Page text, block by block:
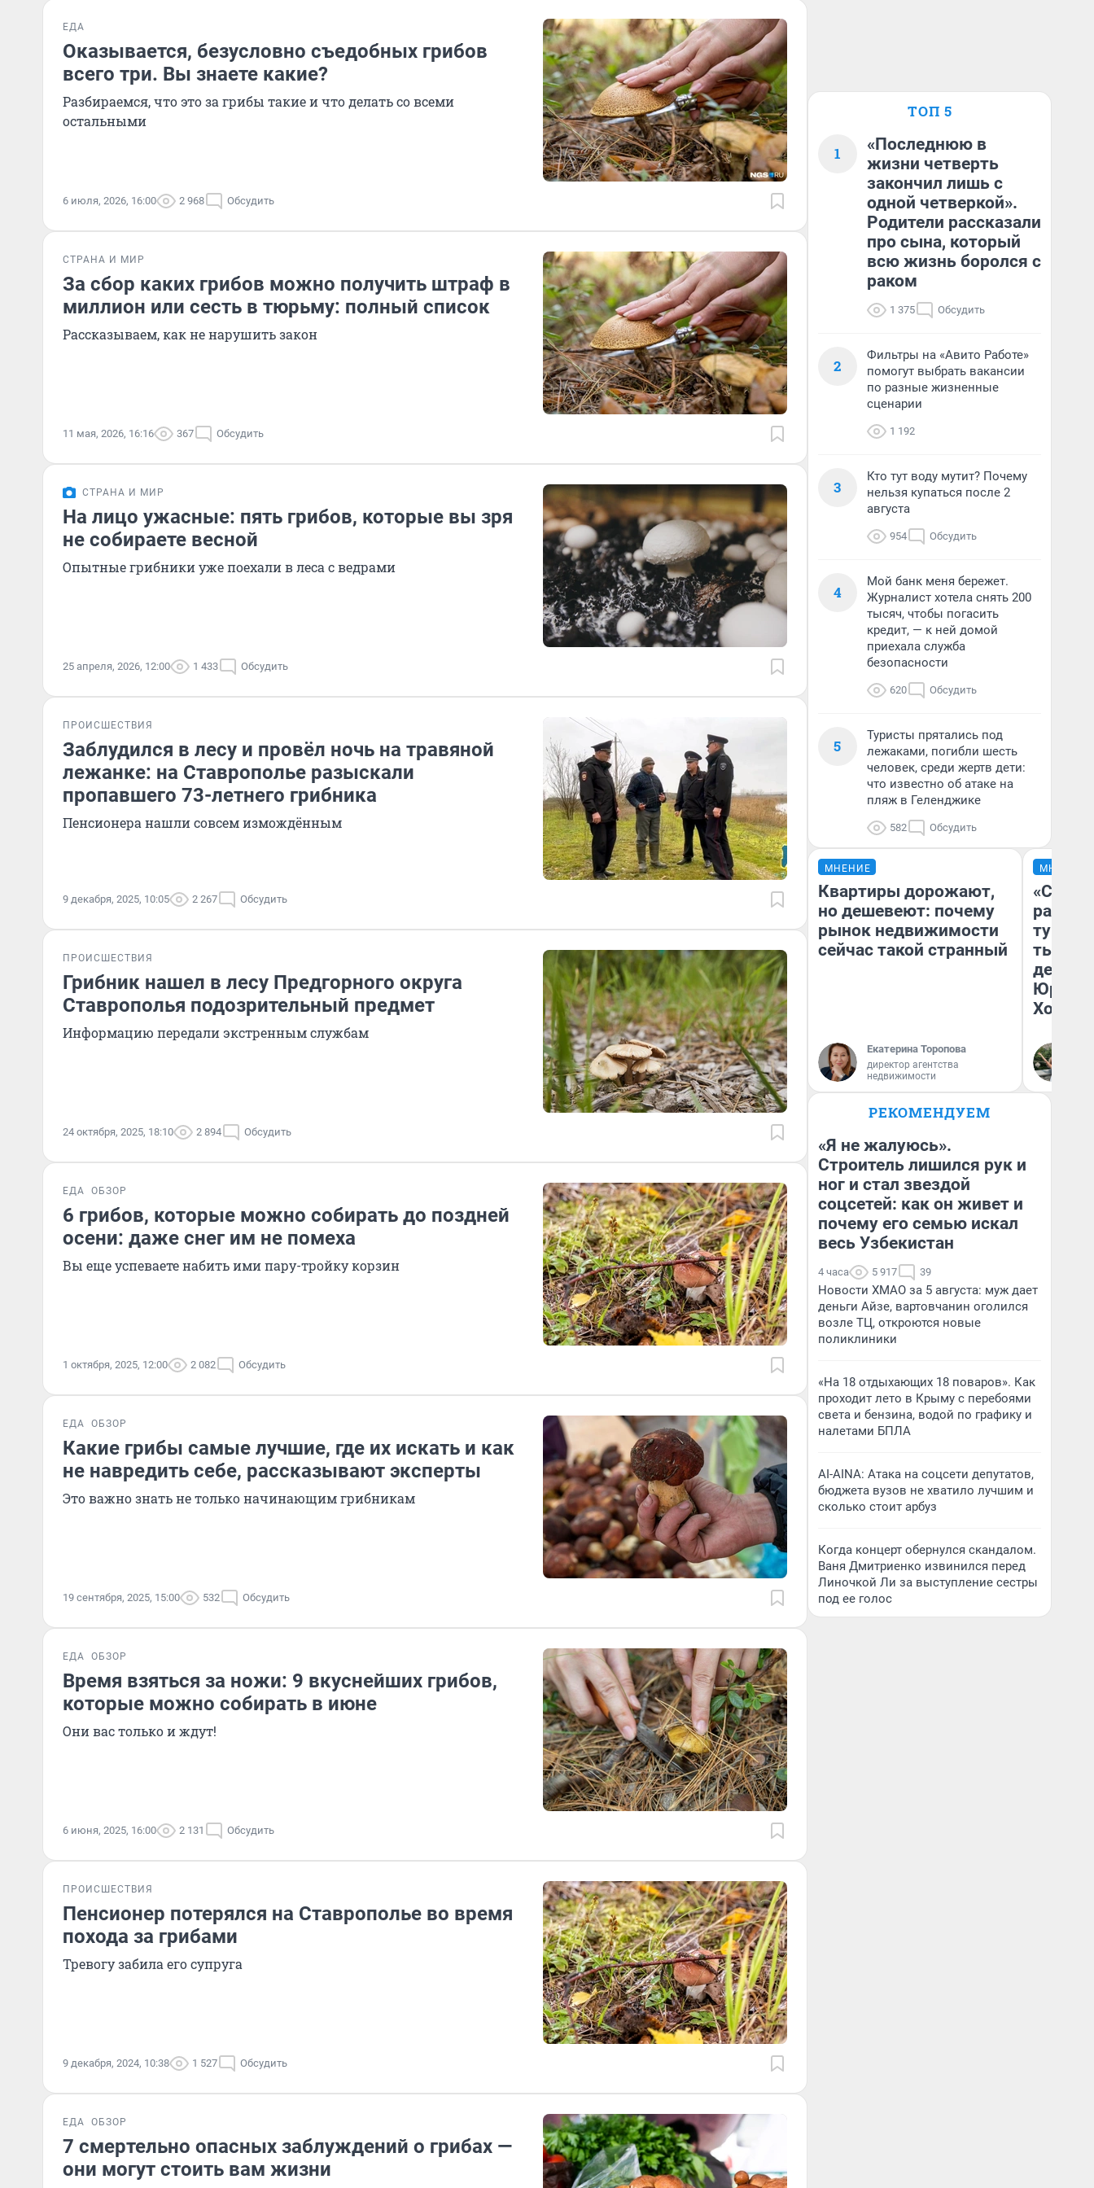
ЕДА
Оказывается, безусловно съедобных грибов
всего три. Вы знаете какие?
Разбираемся, что это за грибы такие и что делать со всеми
остальными
6 июля, 2026, 16:00 2 968 Обсудить
СТРАНА И МИР
За сбор каких грибов можно получить штраф в
миллион или сесть в тюрьму: полный список
Рассказываем, как не нарушить закон
11 мая, 2026, 16:16 367 Обсудить
СТРАНА И МИР
На лицо ужасные: пять грибов, которые вы зря
не собираете весной
Опытные грибники уже поехали в леса с ведрами
25 апреля, 2026, 12:00 1 433 Обсудить
ПРОИСШЕСТВИЯ
Заблудился в лесу и провёл ночь на травяной
лежанке: на Ставрополье разыскали
пропавшего 73-летнего грибника
Пенсионера нашли совсем измождённым
9 декабря, 2025, 10:05 2 267 Обсудить
ПРОИСШЕСТВИЯ
Грибник нашел в лесу Предгорного округа
Ставрополья подозрительный предмет
Информацию передали экстренным службам
24 октября, 2025, 18:10 2 894 Обсудить
ЕДА ОБЗОР
6 грибов, которые можно собирать до поздней
осени: даже снег им не помеха
Вы еще успеваете набить ими пару-тройку корзин
1 октября, 2025, 12:00 2 082 Обсудить
ЕДА ОБЗОР
Какие грибы самые лучшие, где их искать и как
не навредить себе, рассказывают эксперты
Это важно знать не только начинающим грибникам
19 сентября, 2025, 15:00 532 Обсудить
ЕДА ОБЗОР
Время взяться за ножи: 9 вкуснейших грибов,
которые можно собирать в июне
Они вас только и ждут!
6 июня, 2025, 16:00 2 131 Обсудить
ПРОИСШЕСТВИЯ
Пенсионер потерялся на Ставрополье во время
похода за грибами
Тревогу забила его супруга
9 декабря, 2024, 10:38 1 527 Обсудить
ЕДА ОБЗОР
7 смертельно опасных заблуждений о грибах —
они могут стоить вам жизни
ТОП 5
1
«Последнюю в
жизни четверть
закончил лишь с
одной четверкой».
Родители рассказали
про сына, который
всю жизнь боролся с
раком
1 375 Обсудить
2
Фильтры на «Авито Работе»
помогут выбрать вакансии
по разные жизненные
сценарии
1 192
3
Кто тут воду мутит? Почему
нельзя купаться после 2
августа
954 Обсудить
4
Мой банк меня бережет.
Журналист хотела снять 200
тысяч, чтобы погасить
кредит, — к ней домой
приехала служба
безопасности
620 Обсудить
5
Туристы прятались под
лежаками, погибли шесть
человек, среди жертв дети:
что известно об атаке на
пляж в Геленджике
582 Обсудить
МНЕНИЕ
Квартиры дорожают,
но дешевеют: почему
рынок недвижимости
сейчас такой странный
Екатерина Торопова
директор агентства
недвижимости
МНЕНИЕ
тысяч,
день
РЕКОМЕНДУЕМ
«Я не жалуюсь».
Строитель лишился рук и
ног и стал звездой
соцсетей: как он живет и
почему его семью искал
весь Узбекистан
4 часа 5 917 39
Новости ХМАО за 5 августа: муж дает
деньги Айзе, вартовчанин оголился
возле ТЦ, откроются новые
поликлиники
«На 18 отдыхающих 18 поваров». Как
проходит лето в Крыму с перебоями
света и бензина, водой по графику и
налетами БПЛА
AI-AINA: Атака на соцсети депутатов,
бюджета вузов не хватило лучшим и
сколько стоит арбуз
Когда концерт обернулся скандалом.
Ваня Дмитриенко извинился перед
Линочкой Ли за выступление сестры
под ее голос